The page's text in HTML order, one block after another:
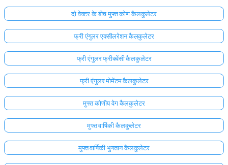
दो वेक्टर के बीच मुफ्त कोण कैलकुलेटर
फ्री एंगुलर एक्सीलरेशन कैलकुलेटर
फ्री एंगुलर फ्रीक्वेंसी कैलकुलेटर
फ्री एंगुलर मोमेंटम कैलकुलेटर
मुफ्त कोणीय वेग कैलकुलेटर
मुफ्त वार्षिकी कैलकुलेटर
मुफ्त वार्षिकी भुगतान कैलकुलेटर